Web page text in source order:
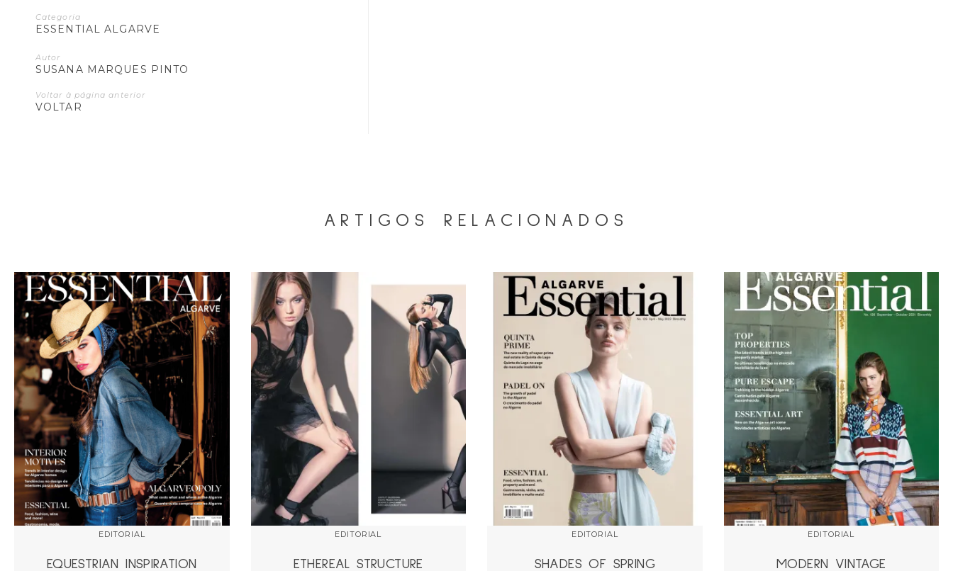
Categoria
ESSENTIAL ALGARVE
Autor
SUSANA MARQUES PINTO
Voltar à página anterior
VOLTAR
ARTIGOS RELACIONADOS
EDITORIAL
EQUESTRIAN INSPIRATION
EDITORIAL
ETHEREAL STRUCTURE
EDITORIAL
SHADES OF SPRING
EDITORIAL
MODERN VINTAGE